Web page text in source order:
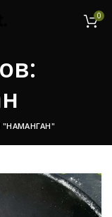
0